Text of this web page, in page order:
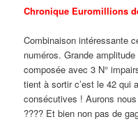
Chronique Euromillions
Combinaison intéressante
numéros. Grande
composée avec 3 N°
tient à sortir c’est le 42 qui
consécutives ! Aurons
???? Et bien non pas de